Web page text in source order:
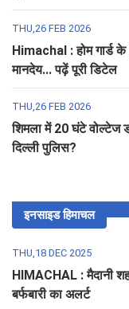
THU,26 FEB 2026
Himachal : होम गार्ड के
मानदेय... पढ़ें पूरी डिटेल
THU,26 FEB 2026
शिमला में 20 घंटे वोल्टेज
दिल्ली पुलिस?
इनसाइड हिमाचल
THU,18 DEC 2025
HIMACHAL : मैदानी
बर्फबारी का अलर्ट